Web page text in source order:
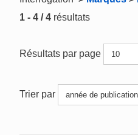
1 - 4 / 4 résultats
Résultats par page
Trier par